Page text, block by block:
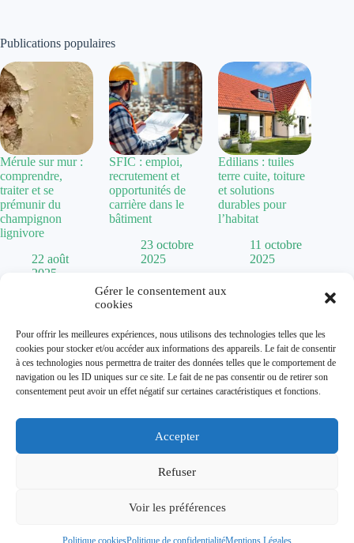
Gérer le consentement aux
cookies
Pour offrir les meilleures expériences, nous utilisons des technologies telles que les
cookies pour stocker et/ou accéder aux informations des appareils. Le fait de consentir
à ces technologies nous permettra de traiter des données telles que le comportement de
navigation ou les ID uniques sur ce site. Le fait de ne pas consentir ou de retirer son
consentement peut avoir un effet négatif sur certaines caractéristiques et fonctions.
Accepter
Refuser
Voir les préférences
Politique cookiesPolitique de confidentialitéMentions Légales
Publications populaires
Mérule sur mur :
comprendre,
traiter et se
prémunir du
champignon
lignivore
22 août
2025
SFIC : emploi,
recrutement et
opportunités de
carrière dans le
bâtiment
23 octobre
2025
Edilians : tuiles
terre cuite, toiture
et solutions
durables pour
l’habitat
11 octobre
2025
Mentions Légales
Plan de site
Contact
À propos
Dolum magazine vous guide dans l'art de transformer votre
habitat. De lachaise Baumannvintage aux tendances comme
, nous explorons toutes les facettes de la
projet de rénovation ou que vous souhaitiez optimiser
vos projets d'aménagement.